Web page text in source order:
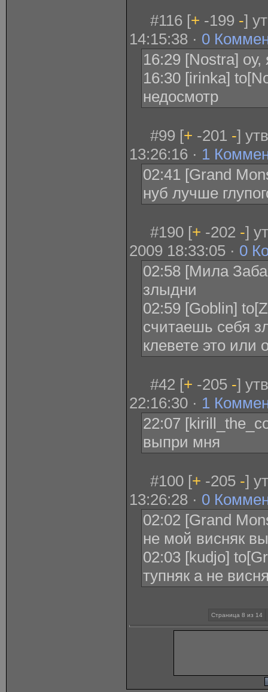
#116 [+ -199 -]
14:15:38 · 0
16:29 [Nostra]
16:30 [irinka]
недосмотр
#99 [+ -201 -]
13:26:16 · 1
02:41 [Grand
нуб лучше
#190 [+ -202 -]
2009 18:33:05 · 0
02:58 [Мила
злыдни
02:59 [Goblin]
считаешь себя
клевете это или
#42 [+ -205 -]
22:16:30 · 1
22:07
выпри мня
#100 [+ -205 -]
13:26:28 · 0
02:02 [Grand
не мой висняк
02:03 [kudjo]
тупняк а не
Страница 8 из 14